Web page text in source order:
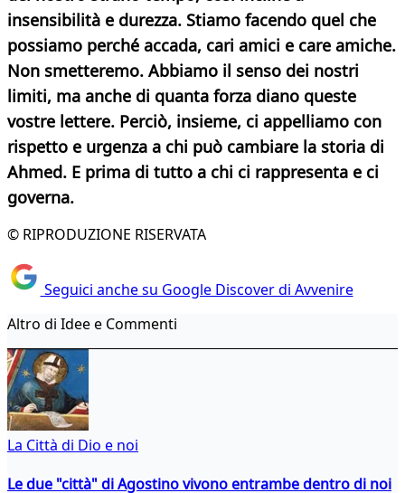
insensibilità e durezza. Stiamo facendo quel che
possiamo perché accada, cari amici e care amiche.
Non smetteremo. Abbiamo il senso dei nostri
limiti, ma anche di quanta forza diano queste
vostre lettere. Perciò, insieme, ci appelliamo con
rispetto e urgenza a chi può cambiare la storia di
Ahmed. E prima di tutto a chi ci rappresenta e ci
governa.
© RIPRODUZIONE RISERVATA
Seguici anche su Google Discover di Avvenire
Altro di Idee e Commenti
La Città di Dio e noi
Le due "città" di Agostino vivono entrambe dentro di noi